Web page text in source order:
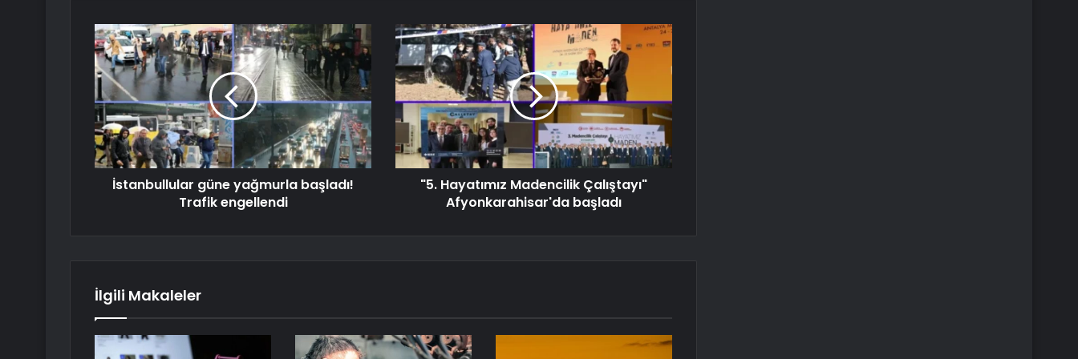
İstanbullular güne yağmurla başladı!
Trafik engellendi
"5. Hayatımız Madencilik Çalıştayı"
Afyonkarahisar'da başladı
İlgili Makaleler